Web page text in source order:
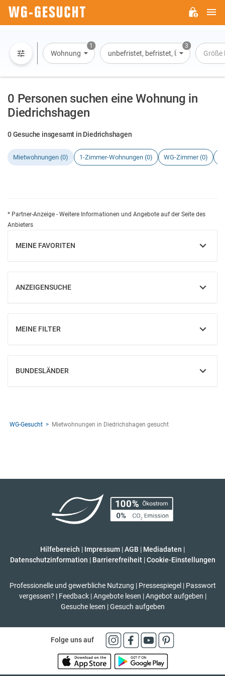
1
Wohnung
3
unbefristet, befristet, Übernachtung
Größe
0 Personen suchen eine Wohnung in
Diedrichshagen
0 Gesuche insgesamt in Diedrichshagen
Mietwohnungen (0) 1-Zimmer-Wohnungen (0) WG-Zimmer (0)
* Partner-Anzeige - Weitere Informationen und Angebote auf der Seite des
Anbieters
MEINE FAVORITEN
EINBLENDEN
ANZEIGENSUCHE
EINBLENDEN
MEINE FILTER
EINBLENDEN
BUNDESLÄNDER
EINBLENDEN
WG-Gesucht Mietwohnungen in Diedrichshagen gesucht
Hilfebereich | Impressum |AGB | Mediadaten |
Datenschutzinformation | Barrierefreiheit | Cookie-Einstellungen
Professionelle und gewerbliche Nutzung | Pressespiegel | Passwort
vergessen? | Feedback | Angebote lesen | Angebot aufgeben |
Gesuche lesen | Gesuch aufgeben
Folge uns auf